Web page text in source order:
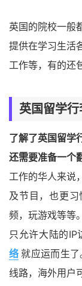
英国的院校一般
提供在学习生活
工作等，有的还
英国留学
了解了英国留学
还需要准备一个
工作的华人来说
及节目，也更
频，玩游戏等等
只允许大陆的IP
络 就应运而生
线路，海外用户